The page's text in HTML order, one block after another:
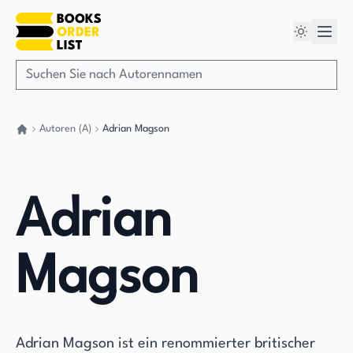
Autoren (A) Adrian Magson
Adrian
Magson
Adrian Magson ist ein renommierter britischer